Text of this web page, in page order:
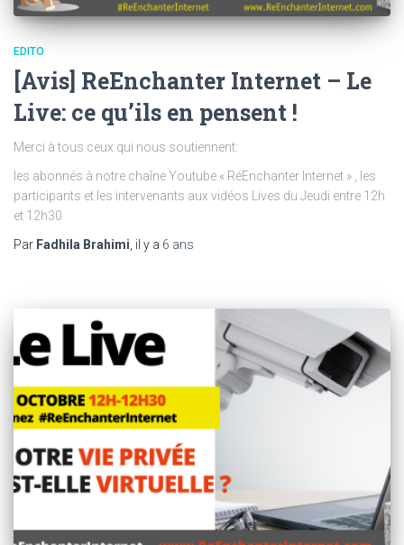
EDITO
[Avis] ReEnchanter Internet – Le
Live: ce qu’ils en pensent !
Merci à tous ceux qui nous soutiennent:
les abonnés à notre chaîne Youtube « RéEnchanter Internet » , les
participants et les intervenants aux vidéos Lives du Jeudi entre 12h
et 12h30
Par Fadhila Brahimi, il y a 6 ans